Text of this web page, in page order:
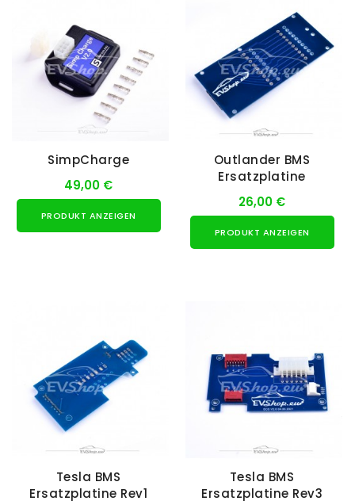
SimpCharge
49,00 €
PRODUKT ANZEIGEN
Outlander BMS
Ersatzplatine
26,00 €
PRODUKT ANZEIGEN
Tesla BMS
Ersatzplatine Rev1
Tesla BMS
Ersatzplatine Rev3